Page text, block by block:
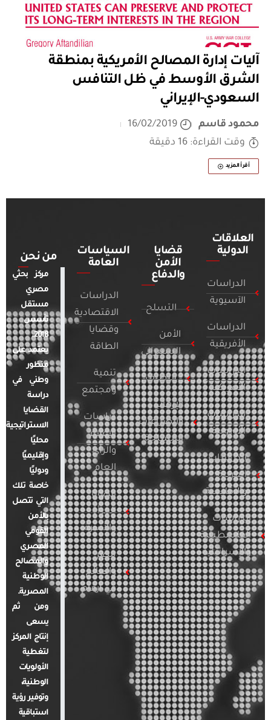
آليات إدارة المصالح الأمريكية بمنطقة
الشرق الأوسط في ظل التنافس
السعودي-الإيراني
محمود قاسم
16/02/2019
وقت القراءة: 16 دقيقة
أقرأ المزيد
العلاقات
الدولية
الدراسات
الآسيوية
الدراسات
الأفريقية
الدراسات
الأمريكية
الدراسات
الأوروبية
الدراسات
العربية
والإقليمية
الدراسات
الفلسطينية
والإسرائيلية
قضايا
الأمن
والدفاع
التسلح
الأمن
السيبراني
التطرف
الإرهاب
والصراعات
المسلحة
السياسات
العامة
الدراسات
الاقتصادية
وقضايا
الطاقة
تنمية
ومجتمع
دراسات
الإعلام
والرأي
العام
قضايا
المرأة
والأسرة
مصر
والعالم
في أرقام
من نحن
مركز بحثي
مصري
مستقل
تأسس
2018.
يعتمد على
منظور
وطني في
دراسة
القضايا
الاستراتيجية
محليًا
وإقليميًا
ودوليًا
خاصة تلك
التي تتصل
بالأمن
القومي
المصري
والمصالح
الوطنية
المصرية.
ومن ثم
يسعى
إنتاج المركز
لتغطية
الأولويات
الوطنية،
وتوفير رؤية
استباقية